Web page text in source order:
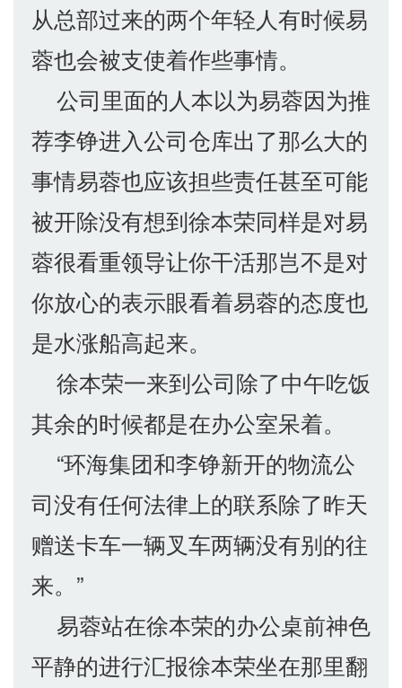
从总部过来的两个年轻人有时候易
蓉也会被支使着作些事情。
公司里面的人本以为易蓉因为推
荐李铮进入公司仓库出了那么大的
事情易蓉也应该担些责任甚至可能
被开除没有想到徐本荣同样是对易
蓉很看重领导让你干活那岂不是对
你放心的表示眼看着易蓉的态度也
是水涨船高起来。
徐本荣一来到公司除了中午吃饭
其余的时候都是在办公室呆着。
“环海集团和李铮新开的物流公
司没有任何法律上的联系除了昨天
赠送卡车一辆叉车两辆没有别的往
来。”
易蓉站在徐本荣的办公桌前神色
平静的进行汇报徐本荣坐在那里翻